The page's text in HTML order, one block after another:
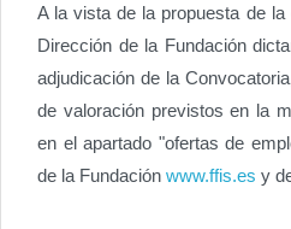
A la vista de la propuesta de
Dirección de la Fundación
adjudicación de la
de valoración previstos en la
en el apartado "ofertas de
de la Fundación www.ffis.es y